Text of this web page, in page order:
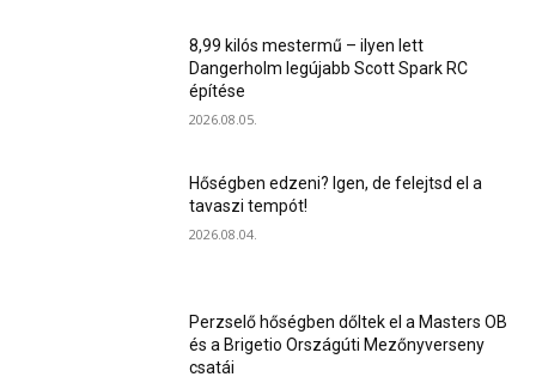
8,99 kilós mestermű – ilyen lett
Dangerholm legújabb Scott Spark RC
építése
2026.08.05.
Hőségben edzeni? Igen, de felejtsd el a
tavaszi tempót!
2026.08.04.
Perzselő hőségben dőltek el a Masters OB
és a Brigetio Országúti Mezőnyverseny
csatái